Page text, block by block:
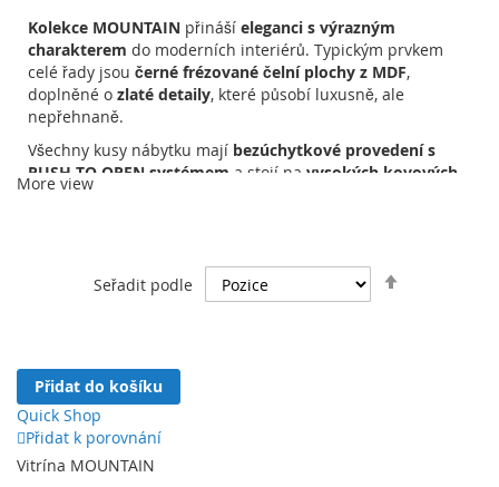
Kolekce MOUNTAIN přináší eleganci s výrazným
charakterem do moderních interiérů. Typickým prvkem
celé řady jsou černé frézované čelní plochy z MDF,
doplněné o zlaté detaily, které působí luxusně, ale
nepřehnaně.
Všechny kusy nábytku mají bezúchytkové provedení s
PUSH TO OPEN systémem a stojí na vysokých kovových
nohách, což jim dodává
komody, vitríny, regály, TV stolky
MOUNTAINje ideální volbou pro každého, kdo hledá
moderní nábytek s osobitým stylem a elegancí
More view
Seřadit podle
Přidat do košíku
Quick Shop
Přidat k porovnání
Vitrína MOUNTAIN